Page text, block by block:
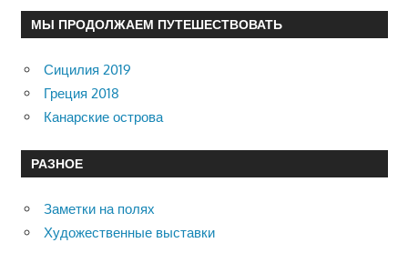
МЫ ПРОДОЛЖАЕМ ПУТЕШЕСТВОВАТЬ
Сицилия 2019
Греция 2018
Канарские острова
РАЗНОЕ
Заметки на полях
Художественные выставки